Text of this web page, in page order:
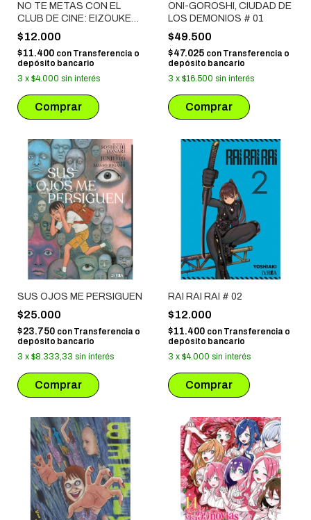
NO TE METAS CON EL
CLUB DE CINE: EIZOUKEN
# 04
$12.000
$11.400 con Transferencia o
depósito bancario
3 x $4.000 sin interés
ONI-GOROSHI, CIUDAD DE
LOS DEMONIOS # 01
$49.500
$47.025 con Transferencia o
depósito bancario
3 x $16.500 sin interés
SUS OJOS ME PERSIGUEN
$25.000
$23.750 con Transferencia o
depósito bancario
3 x $8.333,33 sin interés
RAI RAI RAI # 02
$12.000
$11.400 con Transferencia o
depósito bancario
3 x $4.000 sin interés